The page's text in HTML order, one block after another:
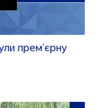
прем’єрну